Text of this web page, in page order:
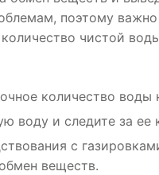
поэтому
чистой
количество
воду и следите за ее
с
веществ.